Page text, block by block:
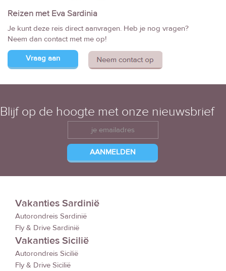
Reizen met Eva Sardinia
Je kunt deze reis direct aanvragen. Heb je nog vragen?
Neem dan contact met me op!
Vraag aan
Blijf op de hoogte met onze nieuwsbrief
Vakanties Sardinië
Autorondreis Sardinië
Fly & Drive Sardinië
Vakanties Sicilië
Autorondreis Sicilië
Fly & Drive Sicilië